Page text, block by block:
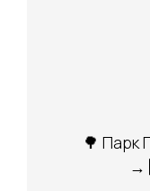
🌳 Парк
→